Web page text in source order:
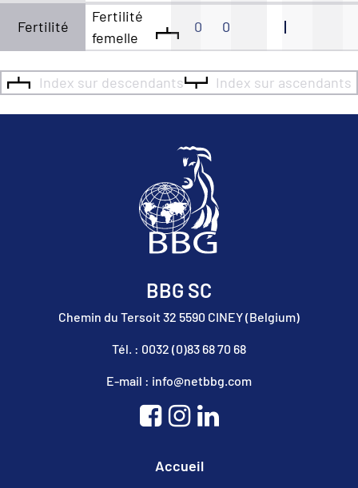
Fertilité
Fertilité
femelle
0 0
Index sur descendants Index sur ascendants
BBG SC
Chemin du Tersoit 32 5590 CINEY (Belgium)
Tél. : 0032 (0)83 68 70 68
E-mail : info@netbbg.com
Accueil